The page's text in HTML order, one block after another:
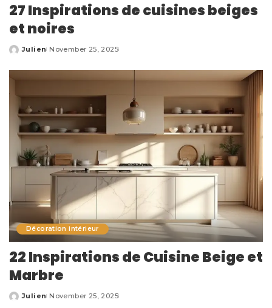
27 Inspirations de cuisines beiges
et noires
Posted
Julien November 25, 2025
Décoration intérieur
22 Inspirations de Cuisine Beige et
Marbre
Posted
Julien November 25, 2025